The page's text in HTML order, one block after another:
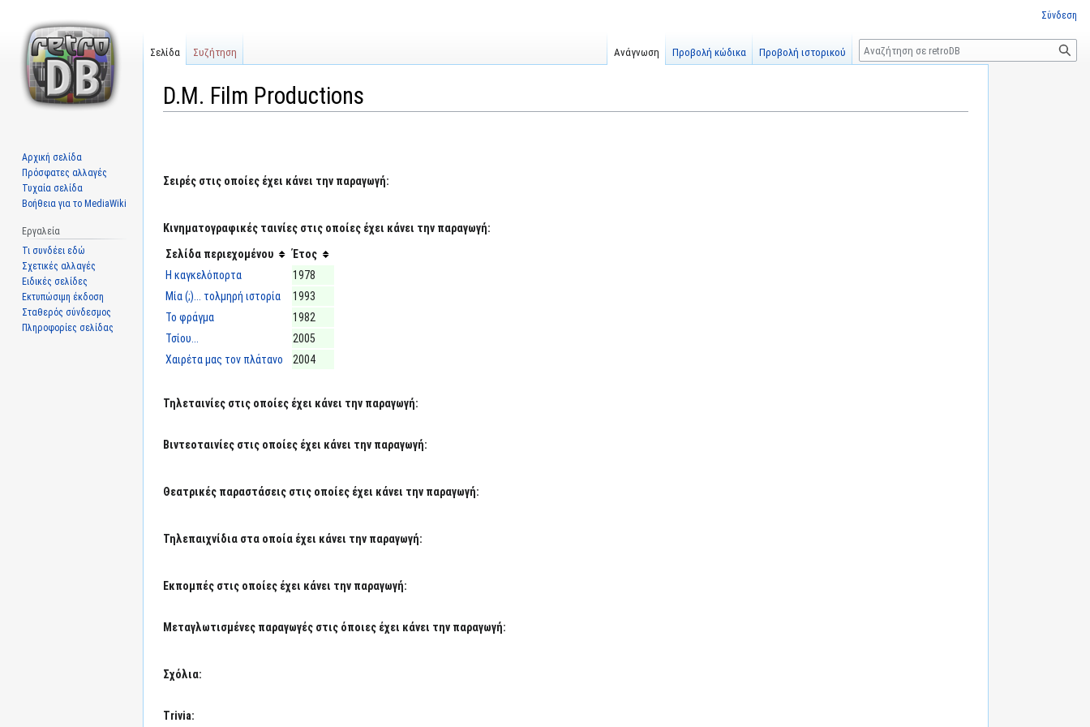
D.M. Film Productions
Σειρές στις οποίες έχει κάνει την παραγωγή:
Κινηματογραφικές ταινίες στις οποίες έχει κάνει την παραγωγή:
Σελίδα περιεχομένου
Έτος
Η καγκελόπορτα
1978
Μία (;)... τολμηρή ιστορία
1993
Το φράγμα
1982
Τσίου...
2005
Χαιρέτα μας τον πλάτανο
2004
Τηλεταινίες στις οποίες έχει κάνει την παραγωγή:
Βιντεοταινίες στις οποίες έχει κάνει την παραγωγή:
Θεατρικές παραστάσεις στις οποίες έχει κάνει την παραγωγή:
Τηλεπαιχνίδια στα οποία έχει κάνει την παραγωγή:
Εκπομπές στις οποίες έχει κάνει την παραγωγή:
Μεταγλωτισμένες παραγωγές στις όποιες έχει κάνει την παραγωγή:
Σχόλια:
Trivia:
Σύνδεση
Σελίδα Συζήτηση Ανάγνωση Προβολή κώδικα Προβολή ιστορικού
Αναζήτηση
Αρχική σελίδα
Πρόσφατες αλλαγές
Τυχαία σελίδα
Βοήθεια για το MediaWiki
Εργαλεία
Τι συνδέει εδώ
Σχετικές αλλαγές
Ειδικές σελίδες
Εκτυπώσιμη έκδοση
Σταθερός σύνδεσμος
Πληροφορίες σελίδας